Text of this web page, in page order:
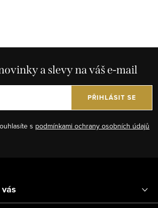
a slevy na váš e-mail
s podmínkami ochrany osobních údajů
PŘIHLÁSIT SE